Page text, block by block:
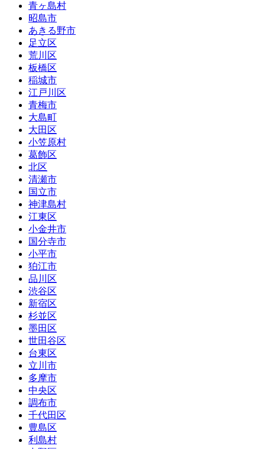
青ヶ島村
昭島市
あきる野市
足立区
荒川区
板橋区
稲城市
江戸川区
青梅市
大島町
大田区
小笠原村
葛飾区
北区
清瀬市
国立市
神津島村
江東区
小金井市
国分寺市
小平市
狛江市
品川区
渋谷区
新宿区
杉並区
墨田区
世田谷区
台東区
立川市
多摩市
中央区
調布市
千代田区
豊島区
利島村